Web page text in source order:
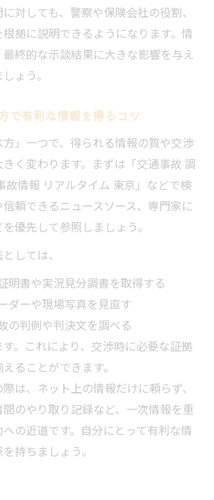
対しても、警察や保険会社の役割、
拠に説明できるようになります。情
終的な示談結果に大きな影響を与え
ょう。
で有利な情報を得るコツ
」一つで、得られる情報の質や交渉
く変わります。まずは「交通事故 調
故情報 リアルタイム 東京」などで検
頼できるニュースソース、専門家に
優先して参照しましょう。
しては、
明書や実況見分調書を取得する
ダーや現場写真を見直す
の判例や判決文を調べる
。これにより、交渉時に必要な証拠
ることができます。
は、ネット上の情報だけに頼らず、
のやり取り記録など、一次情報を重
の近道です。自分にとって有利な情
持ちましょう。